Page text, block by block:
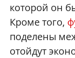
которой он
Кроме того,
поделены
отойдут